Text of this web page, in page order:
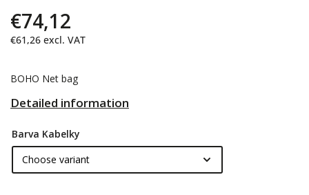
€74,12
€61,26 excl. VAT
BOHO Net bag
Detailed information
Barva Kabelky